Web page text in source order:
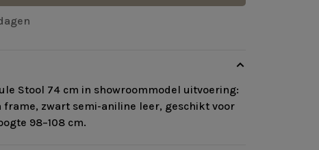
Stool 74 cm in showroommodel uitvoering:
frame, zwart semi-aniline leer, geschikt voor
98–108 cm.